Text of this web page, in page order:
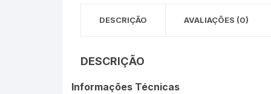
Óleos Minerais
DESCRIÇÃO AVALIAÇÕES (0)
DESCRIÇÃO
Informações Técnicas